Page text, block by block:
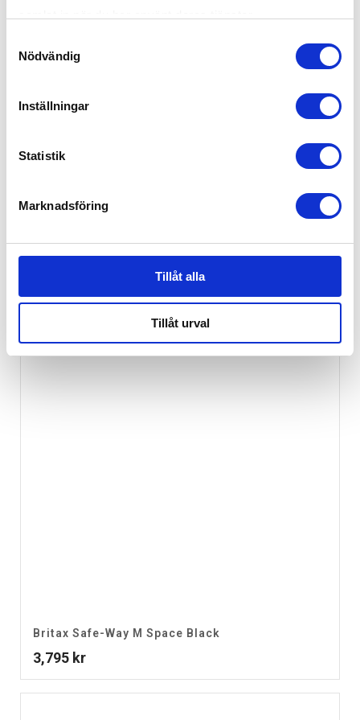
Nödvändig
Inställningar
Statistik
Marknadsföring
Tillåt alla
Tillåt urval
2,095
Britax Safe-Way M Space Black
3,795 kr